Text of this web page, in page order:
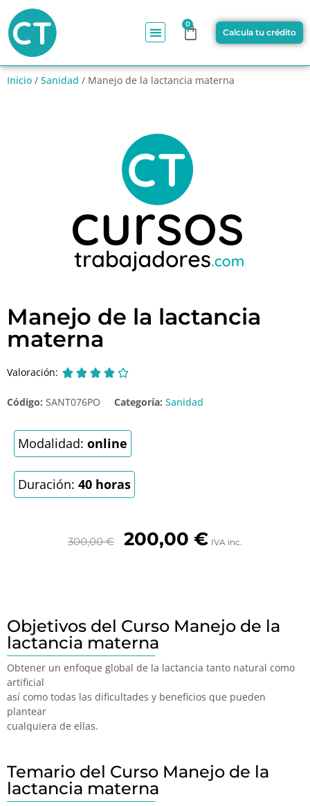
0
Calcula tu crédito
Inicio / Sanidad / Manejo de la lactancia materna
Manejo de la lactancia
materna
Valoración:     
Código: SANT076PO Categoría: Sanidad
Modalidad: online
Duración: 40 horas
300,00€ 200,00 € IVA inc.
Objetivos del Curso Manejo de la
lactancia materna
Obtener un enfoque global de la lactancia tanto natural como
artificial
así como todas las dificultades y beneficios que pueden
plantear
cualquiera de ellas.
Temario del Curso Manejo de la
lactancia materna